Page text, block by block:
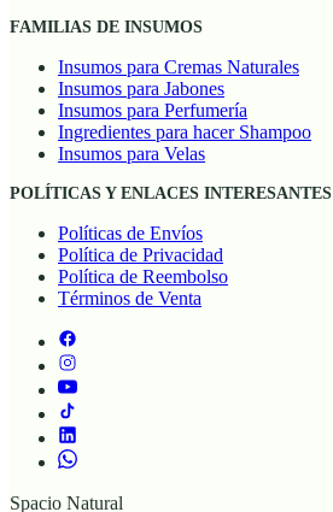
FAMILIAS DE INSUMOS
Insumos para Cremas Naturales
Insumos para Jabones
Insumos para Perfumería
Ingredientes para hacer Shampoo
Insumos para Velas
POLÍTICAS Y ENLACES INTERESANTES
Políticas de Envíos
Política de Privacidad
Política de Reembolso
Términos de Venta
Spacio Natural